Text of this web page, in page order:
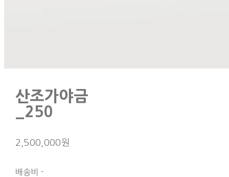
산조가야금
_250
2,500,000원
배송비 -